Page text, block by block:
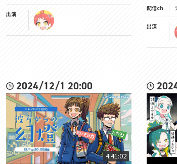
出演
配信ch
出演
2024/12/1 20:00
4:41:02